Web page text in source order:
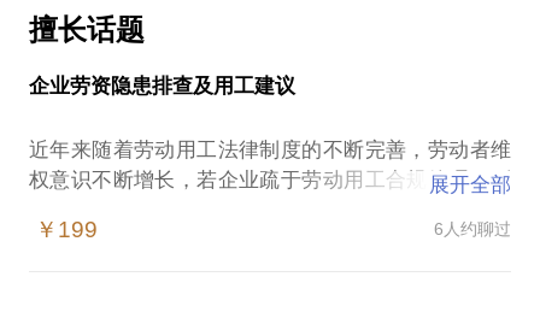
擅长话题
企业劳资隐患排查及用工建议
近年来随着劳动用工法律制度的不断完善，劳动者维
权意识不断增长，若企业疏于劳动用工合规管理，则
赔偿金。
展开全部
￥199 6人约聊过